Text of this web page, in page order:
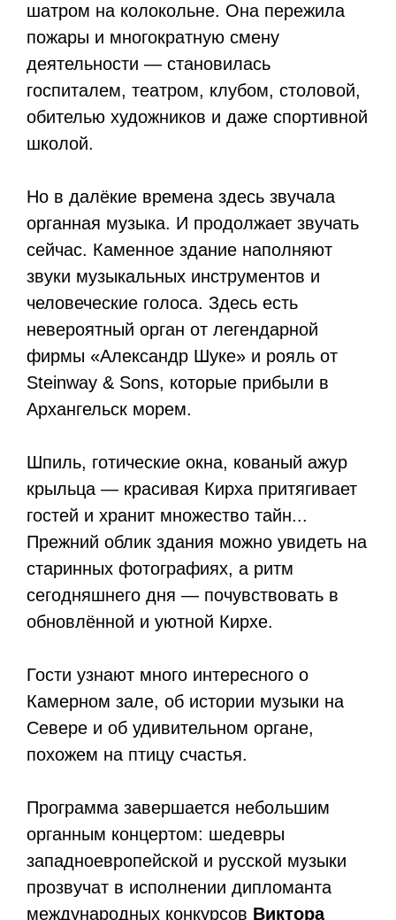
шатром на колокольне. Она пережила
пожары и многократную смену
деятельности — становилась
госпиталем, театром, клубом, столовой,
обителью художников и даже спортивной
школой.
Но в далёкие времена здесь звучала
органная музыка. И продолжает звучать
сейчас. Каменное здание наполняют
звуки музыкальных инструментов и
человеческие голоса. Здесь есть
невероятный орган от легендарной
фирмы «Александр Шуке» и рояль от
Steinway & Sons, которые прибыли в
Архангельск морем.
Шпиль, готические окна, кованый ажур
крыльца — красивая Кирха притягивает
гостей и хранит множество тайн...
Прежний облик здания можно увидеть на
старинных фотографиях, а ритм
сегодняшнего дня — почувствовать в
обновлённой и уютной Кирхе.
Гости узнают много интересного о
Камерном зале, об истории музыки на
Севере и об удивительном органе,
похожем на птицу счастья.
Программа завершается небольшим
органным концертом: шедевры
западноевропейской и русской музыки
прозвучат в исполнении дипломанта
международных конкурсов Виктора